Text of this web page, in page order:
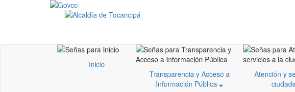
Inicio
Transparencia y Acceso a
Información Pública
Atención y